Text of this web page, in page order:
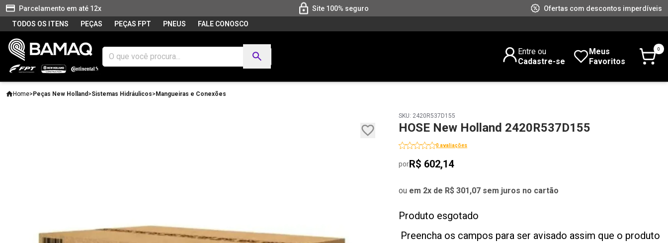
Parcelamento em até 12x Site 100% seguro
Ofertas com descontos imperdíveis
TODOS OS ITENS
PEÇAS PEÇAS FPT PNEUS FALE CONOSCO
Entre ou
Cadastre-se
Meus
Favoritos
0
Home> Peças New Holland >Sistemas Hidráulicos> Mangueiras e Conexões
SKU: 2420R537D155
HOSE New Holland 2420R537D155
0 avaliações
porR$ 602,14
ou em 2x de R$ 301,07 sem juros no cartão
Produto esgotado
Preencha os campos para ser avisado assim que o produto